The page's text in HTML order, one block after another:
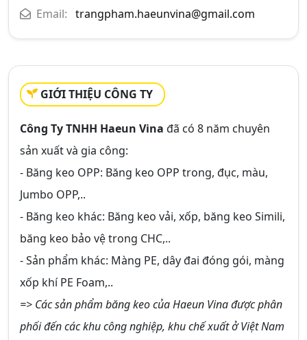
Email: trangpham.haeunvina@gmail.com
GIỚI THIỆU CÔNG TY
Công Ty TNHH Haeun Vina đã có 8 năm chuyên
sản xuất và gia công:
- Băng keo OPP: Băng keo OPP trong, đục, màu,
Jumbo OPP,..
- Băng keo khác: Băng keo vải, xốp, băng keo Simili,
băng keo bảo vệ trong CHC,..
- Sản phẩm khác: Màng PE, dây đai đóng gói, màng
xốp khí PE Foam,..
=> Các sản phẩm băng keo của Haeun Vina được phân
phối đến các khu công nghiệp, khu chế xuất ở Việt Nam